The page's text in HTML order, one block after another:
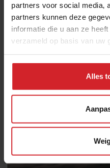
partners voor social media,
partners kunnen deze
informatie die u aan ze
verzameld op basis van uw
Alles